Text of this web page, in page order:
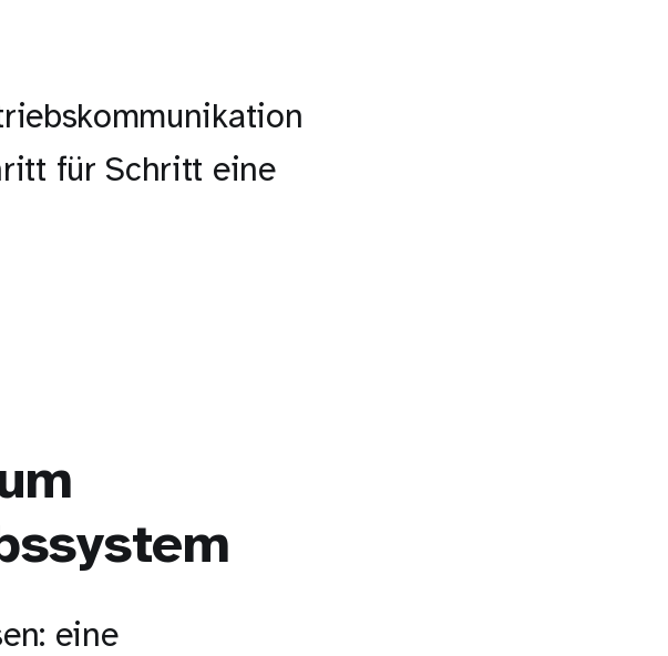
für Schritt eine
eine